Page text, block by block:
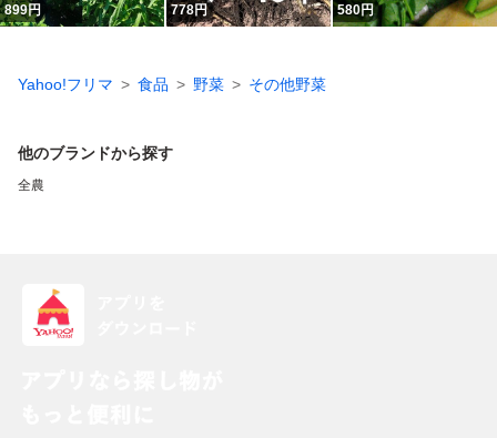
899円 778円 580円
Yahoo!フリマ 食品 野菜 その他野菜
他のブランドから探す
全農